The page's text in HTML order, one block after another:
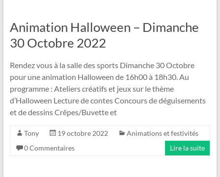
Animation Halloween – Dimanche
30 Octobre 2022
Rendez vous à la salle des sports Dimanche 30 Octobre
pour une animation Halloween de 16h00 à 18h30. Au
programme : Ateliers créatifs et jeux sur le thème
d’Halloween Lecture de contes Concours de déguisements
et de dessins Crêpes/Buvette et
Tony 19 octobre 2022
Animations et festivités
0 Commentaires
Lire la suite